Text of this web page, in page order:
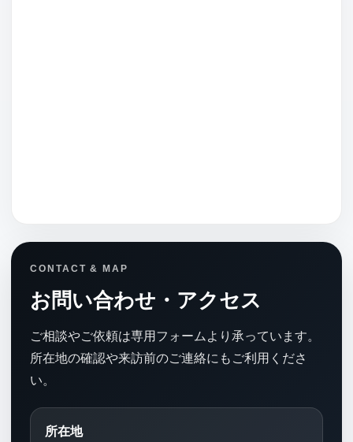
CONTACT & MAP
お問い合わせ・アクセス
ご相談やご依頼は専用フォームより承っています。
所在地の確認や来訪前のご連絡にもご利用くださ
い。
所在地